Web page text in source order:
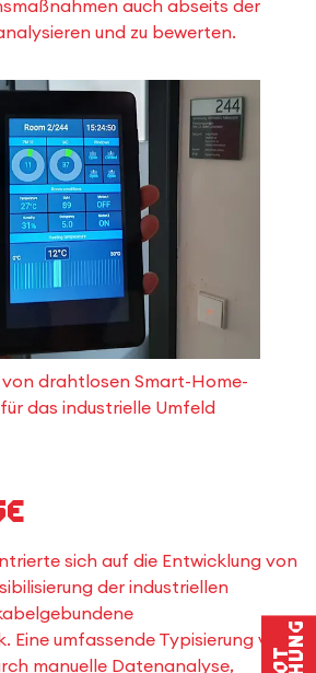
auch abseits der
und zu bewerten.
drahtlosen Smart-Home-
das industrielle Umfeld
sich auf die Entwicklung von
der industriellen
Eine umfassende Typisierung von
manuelle Datenanalyse,